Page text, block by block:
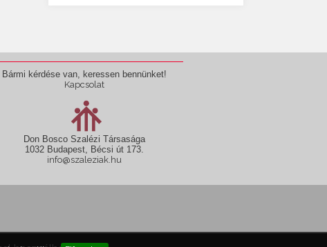
Bármi kérdése van, keressen bennünket!
Kapcsolat
Don Bosco Szalézi Társasága
1032 Budapest, Bécsi út 173.
info@szaleziak.hu